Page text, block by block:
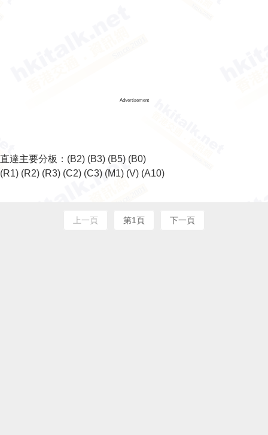
Advertisement
直達主要分板： (B2) (B3) (B5) (B0)
(R1) (R2) (R3) (C2) (C3) (M1) (V) (A10)
上一頁 第1頁 下一頁